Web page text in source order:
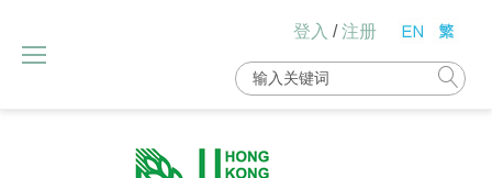
content
登入 /注册
Search
for: